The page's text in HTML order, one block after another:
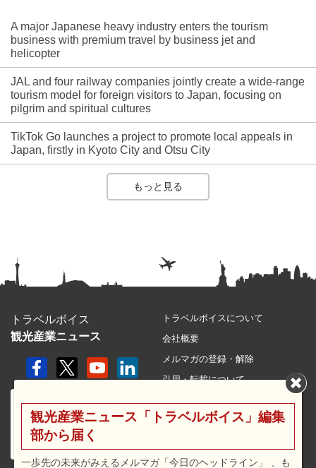
A major Japanese heavy industry enters the tourism
business with premium travel by business jet and
helicopter
JAL and four railway companies jointly create a wide-range
tourism model for foreign visitors to Japan, focusing on
pilgrim and spiritual cultures
TikTok Go launches a project to promote local appeals in
Japan, firstly in Kyoto City and Otsu City
もっと見る
トラベルボイス
観光産業ニュース
トラベルボイスについて
会社概要
メルマガの登録・解除
引用・転載について
利用規約
広告メニュー・料金
観光産業ニュース「トラベルボイス」編集
部から届く
一歩先の未来がみえるメルマガ「今日のヘッドライン」 、も